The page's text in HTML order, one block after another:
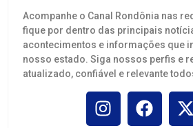
Acompanhe o Canal Rondônia nas
fique por dentro das principais
acontecimentos e informações que
nosso estado. Siga nossos perfis e
atualizado, confiável e relevante